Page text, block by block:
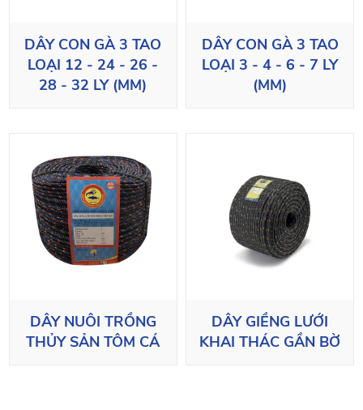
DÂY CON GÀ 3 TAO
LOẠI 12 - 24 - 26 -
28 - 32 LY (MM)
DÂY CON GÀ 3 TAO
LOẠI 3 - 4 - 6 - 7 LY
(MM)
DÂY NUÔI TRỒNG
THỦY SẢN TÔM CÁ
DÂY GIỀNG LƯỚI
KHAI THÁC GẦN BỜ